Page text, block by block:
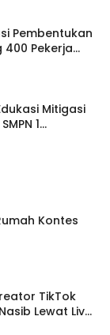
Pembentukan
400 Pekerja
Mitigasi
1
Kontes
TikTok
Lewat Live